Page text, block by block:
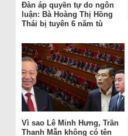
Đàn áp quyền tự do ngôn
luận: Bà Hoàng Thị Hồng
Thái bị tuyên 6 năm tù
Vì sao Lê Minh Hưng, Trần
Thanh Mẫn không có tên